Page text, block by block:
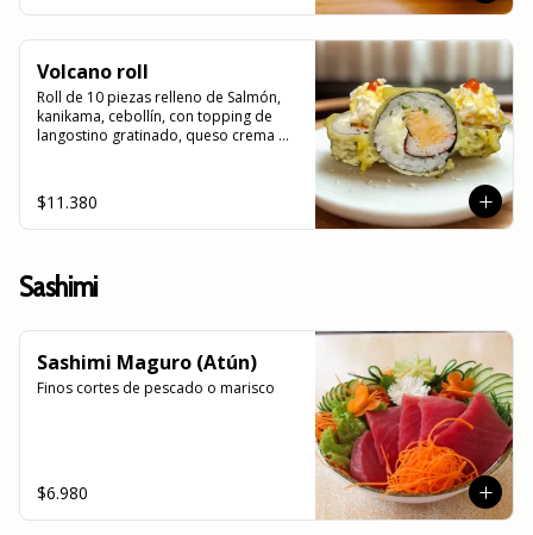
Volcano roll
Roll de 10 piezas relleno de Salmón,
kanikama, cebollín, con topping de
langostino gratinado, queso crema
$11.380
Sashimi
Sashimi Maguro (Atún)
Finos cortes de pescado o marisco
$6.980